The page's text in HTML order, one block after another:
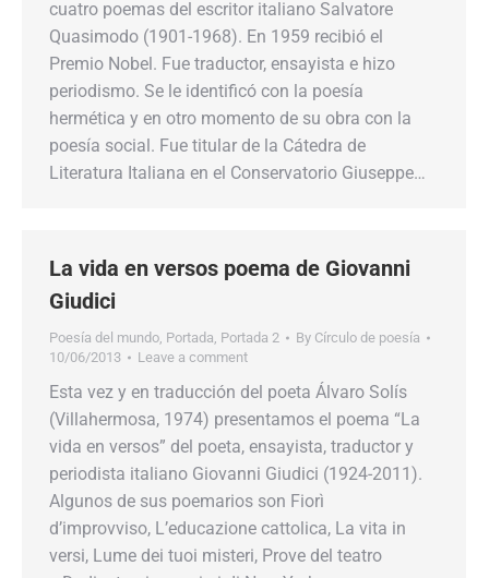
cuatro poemas del escritor italiano Salvatore
Quasimodo (1901-1968). En 1959 recibió el
Premio Nobel. Fue traductor, ensayista e hizo
periodismo. Se le identificó con la poesía
hermética y en otro momento de su obra con la
poesía social. Fue titular de la Cátedra de
Literatura Italiana en el Conservatorio Giuseppe…
La vida en versos poema de Giovanni
Giudici
Poesía del mundo, Portada, Portada 2 By Círculo de poesía
10/06/2013
Leave a comment
Esta vez y en traducción del poeta Álvaro Solís
(Villahermosa, 1974) presentamos el poema “La
vida en versos” del poeta, ensayista, traductor y
periodista italiano Giovanni Giudici (1924-2011).
Algunos de sus poemarios son Fiorì
d’improvviso, L’educazione cattolica, La vita in
versi, Lume dei tuoi misteri, Prove del teatro